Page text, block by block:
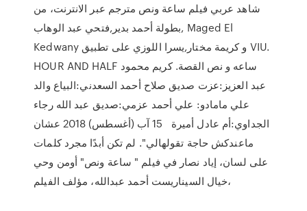
شاهد عربي فيلم ساعة ونص مترجم عبر الانترنت، من
بطولة أحمد بدير,فتحي عبد الوهاب, Maged El
Kedwany و كريمة مختار,يسرا اللوزي على تطبيق VIU.
HOUR AND HALF ساعه و نص القصة. كريم محمود
عبد العزيز:عزت صديق صلاح أحمد السعدني:البياع والد
علي مامادو: علي أحمد عزمي:صديق عبد الله رجاء
الجداوي:أم عادل أميرة 15 آب (أغسطس) 2018 عشان
ماعندكش حاجة تقولهالي". لم تكن أبدًا مجرد كلمات
على لسان، إياد نصار في فيلم " ساعة ونص" أومن وحي
خيال السيناريست أحمد عبدالله، مؤلف الفيلم،